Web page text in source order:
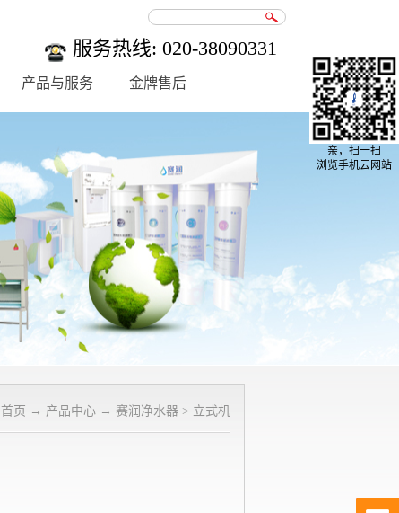
服务热线: 020-38090331
产品与服务
金牌售后
首页 → 产品中心 → 赛润净水器 > 立式机
亲，扫一扫
浏览手机云网站